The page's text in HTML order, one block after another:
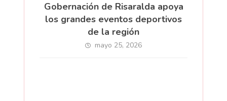
Gobernación de Risaralda apoya
los grandes eventos deportivos
de la región
mayo 25, 2026